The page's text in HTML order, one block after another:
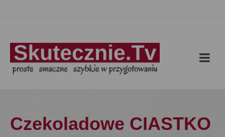
Czekoladowe CIASTKO